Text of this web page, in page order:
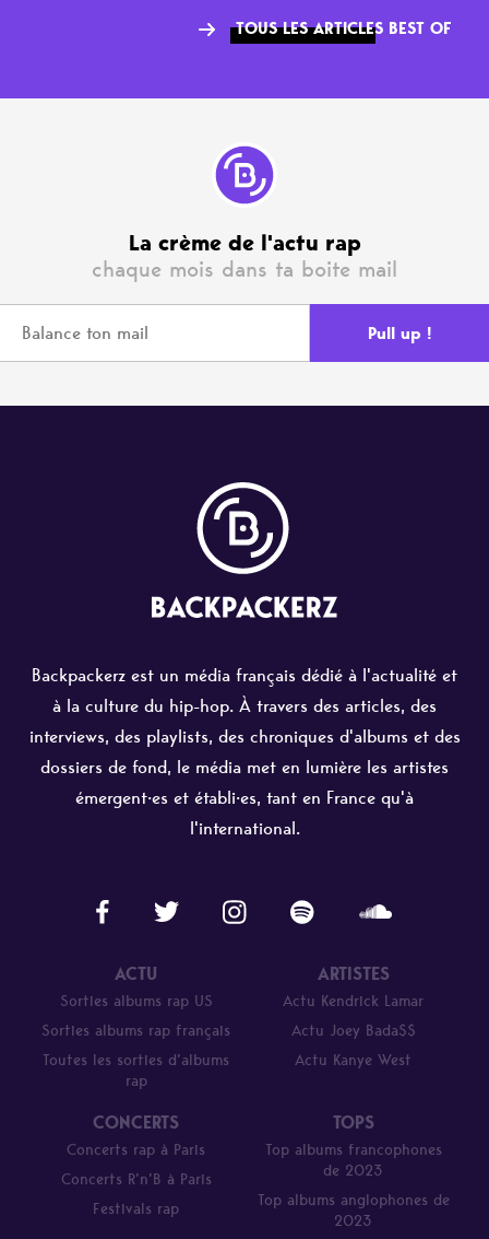
TOUS LES ARTICLES BEST OF
La crème de l'actu rap
chaque mois dans ta boite mail
Backpackerz est un média français dédié à l'actualité et
à la culture du hip-hop. À travers des articles, des
interviews, des playlists, des chroniques d'albums et des
dossiers de fond, le média met en lumière les artistes
émergent·es et établi·es, tant en France qu'à
l'international.
ACTU
Sorties albums rap US
Sorties albums rap français
Toutes les sorties d’albums
rap
ARTISTES
Actu Kendrick Lamar
Actu Joey Bada$$
Actu Kanye West
CONCERTS
Concerts rap à Paris
Concerts R’n’B à Paris
Festivals rap
TOPS
Top albums francophones
de 2023
Top albums anglophones de
2023